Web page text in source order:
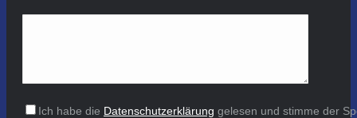
Ich habe die Datenschutzerklärung gelesen und stimme der